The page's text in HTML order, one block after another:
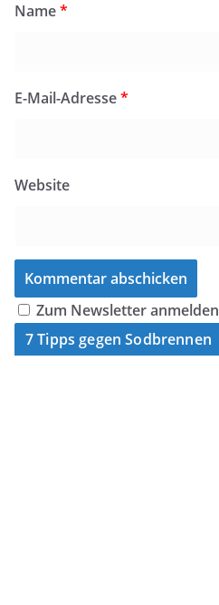
Name*
E-Mail-Adresse*
Website
Zum Newsletter anmelden
7 Tipps gegen Sodbrennen